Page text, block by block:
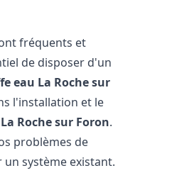
fréquents et
de disposer d'un
eau La Roche sur
l'installation et le
La Roche sur Foron.
problèmes de
système existant.